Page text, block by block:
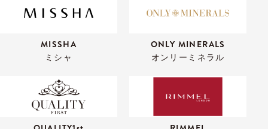
MISSHA
ミシャ
ONLY MINERALS
オンリーミネラル